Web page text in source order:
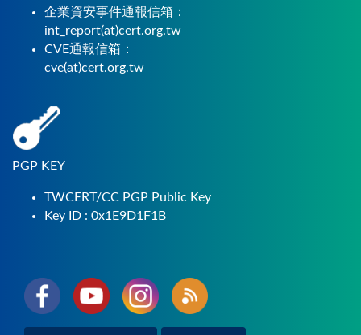
企業資安事件通報信箱：
int_report(at)cert.org.tw
CVE通報信箱：
cve(at)cert.org.tw
PGP KEY
TWCERT/CC PGP Public Key
Key ID : 0x1E9D1F1B